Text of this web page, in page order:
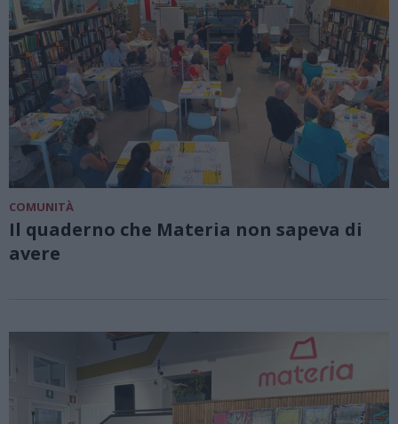
COMUNITÀ
Il quaderno che Materia non sapeva di
avere